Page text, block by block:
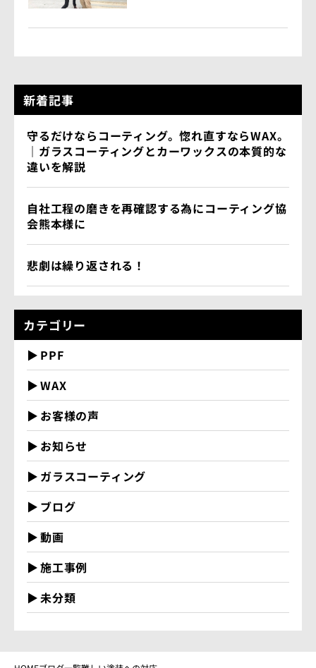
新着記事
守るだけならコーティング。惚れ直すならWAX。
｜ガラスコーティングとカーワックスの本質的な
違いを解説
自社工程の磨きを再確認する為にコーティング協
会熊本様に
悲劇は繰り返される！
カテゴリー
PPF
WAX
お客様の声
お知らせ
ガラスコーティング
ブログ
動画
施工事例
未分類